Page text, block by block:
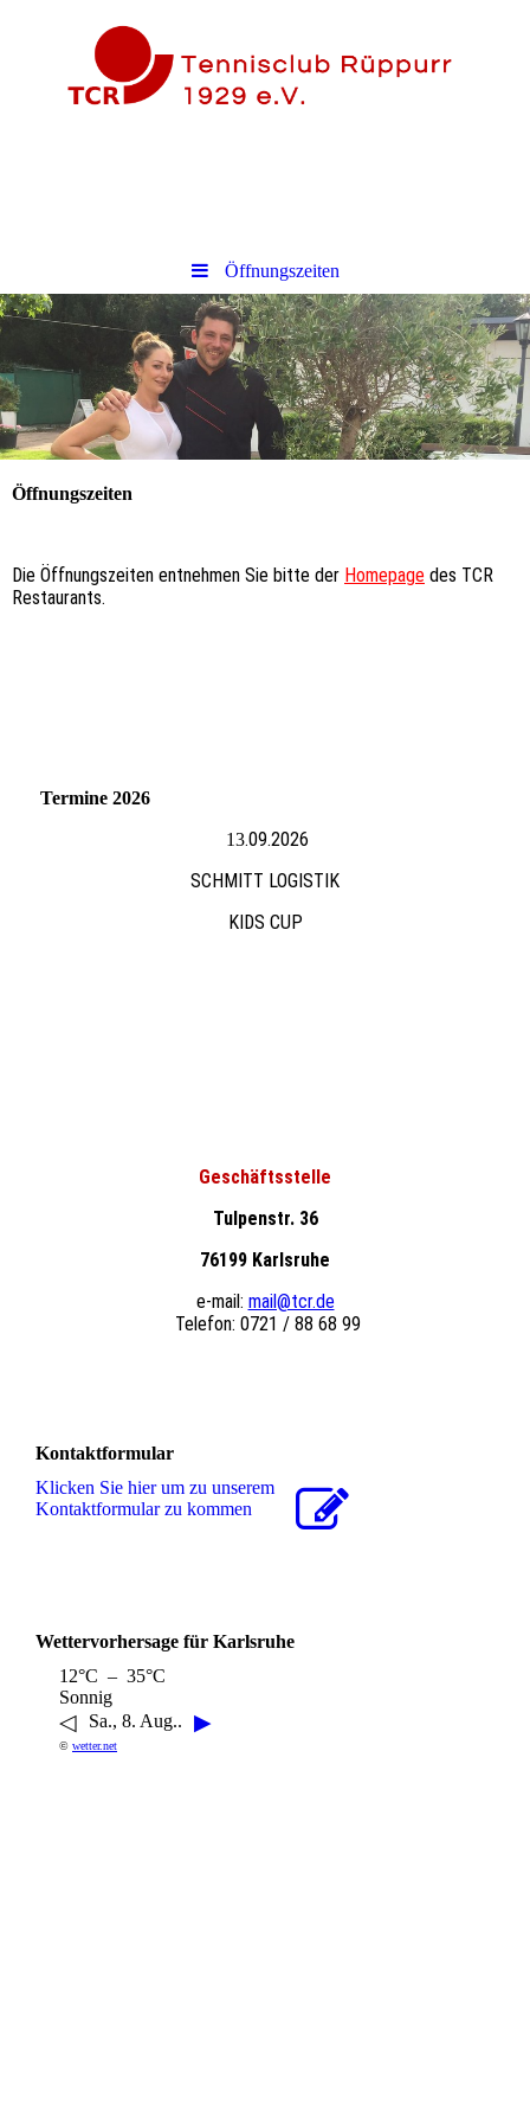
Öffnungszeiten
Öffnungszeiten
Die Öffnungszeiten entnehmen Sie bitte der Homepage des TCR
Restaurants.
Termine 2026
13.09.2026
SCHMITT LOGISTIK
KIDS CUP
Geschäftsstelle
Tulpenstr. 36
76199 Karlsruhe
e-mail: mail@tcr.de
Telefon: 0721 / 88 68 99
Kontaktformular
Klicken Sie hier um zu unserem
Kon­takt­for­mu­lar zu kommen
Wettervorhersage für Karlsruhe
12°C – 35°C
Sonnig
◁ Sa., 8. Aug.. ▶
© wetter.net